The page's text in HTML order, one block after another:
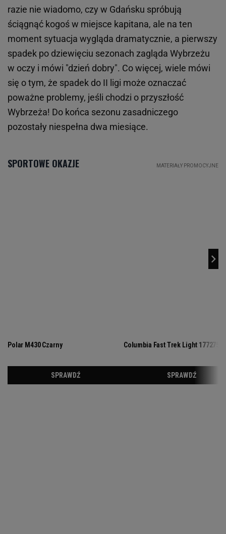
razie nie wiadomo, czy w Gdańsku spróbują
ściągnąć kogoś w miejsce kapitana, ale na ten
moment sytuacja wygląda dramatycznie, a pierwszy
spadek po dziewięciu sezonach zagląda Wybrzeżu
w oczy i mówi "dzień dobry". Co więcej, wiele mówi
się o tym, że spadek do II ligi może oznaczać
poważne problemy, jeśli chodzi o przyszłość
Wybrzeża! Do końca sezonu zasadniczego
pozostały niespełna dwa miesiące.